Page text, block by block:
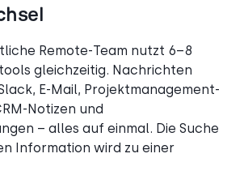
Remote-Team nutzt 6–8
gleichzeitig. Nachrichten
E-Mail, Projektmanagement-
Notizen und
– alles auf einmal. Die Suche
Information wird zu einer